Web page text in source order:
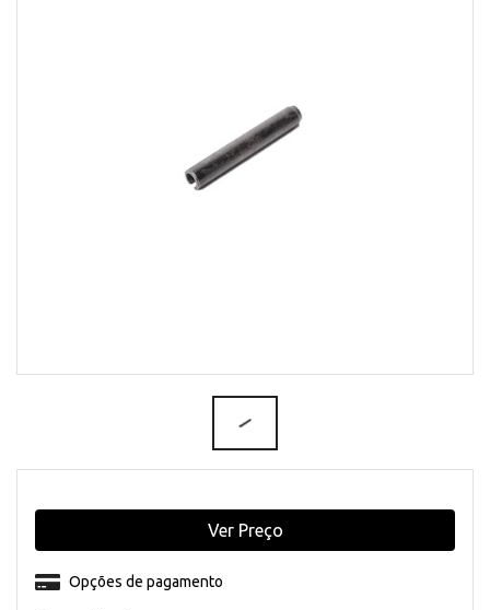
Opções de pagamento
Ver Preço